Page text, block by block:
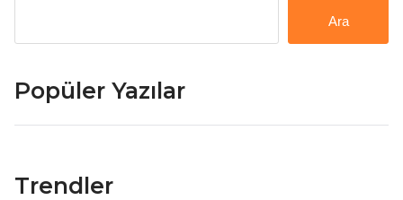
Ara
Popüler Yazılar
Trendler